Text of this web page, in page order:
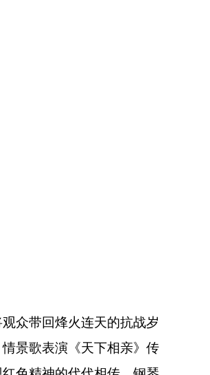
众带回烽火连天的抗战岁
景歌表演《天下相亲》传